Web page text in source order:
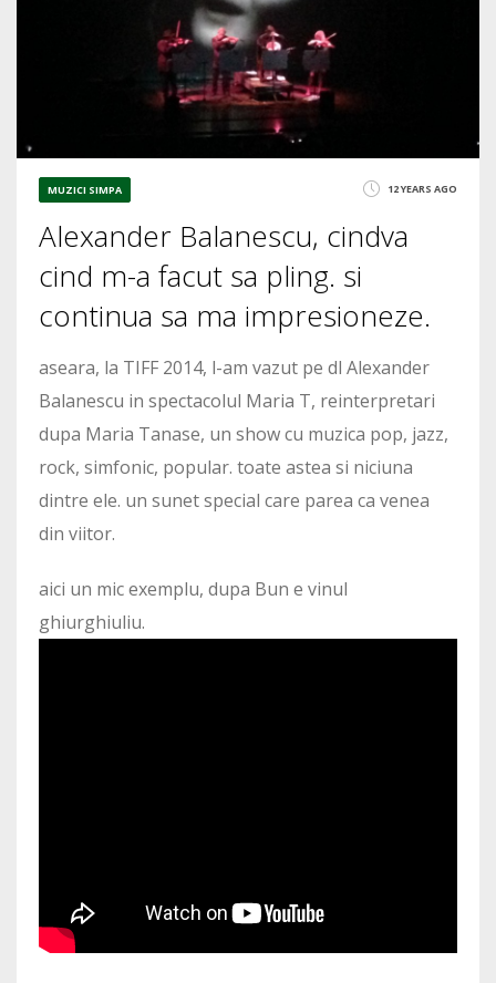
MUZICI SIMPA 12 YEARS AGO
Alexander Balanescu, cindva
cind m-a facut sa pling. si
continua sa ma impresioneze.
aseara, la TIFF 2014, l-am vazut pe dl Alexander
Balanescu in spectacolul Maria T, reinterpretari
dupa Maria Tanase, un show cu muzica pop, jazz,
rock, simfonic, popular. toate astea si niciuna
dintre ele. un sunet special care parea ca venea
din viitor.
aici un mic exemplu, dupa Bun e vinul
ghiurghiuliu.